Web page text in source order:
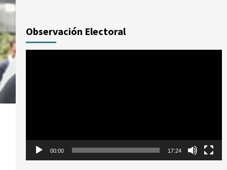
Observación Electoral
00:00 17:24